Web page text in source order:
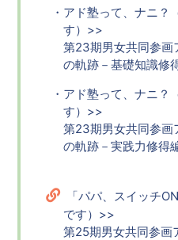
・アド塾って、ナニ？
す）>>
第23期男女共同参画
の軌跡－基礎知識修
・アド塾って、ナニ？
す）>>
第23期男女共同参画
の軌跡－実践力修得
「パパ、スイッチ
です）>>
第25期男女共同参画